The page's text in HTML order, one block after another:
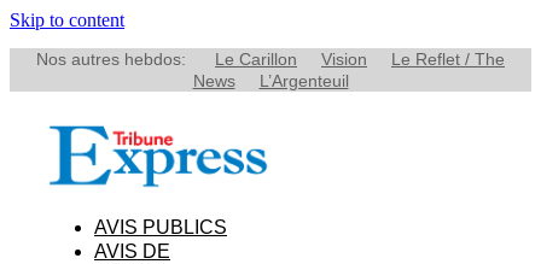
Skip to content
Nos autres hebdos: Le Carillon Vision
Le Reflet / The
News
L’Argenteuil
AVIS PUBLICS
AVIS DE